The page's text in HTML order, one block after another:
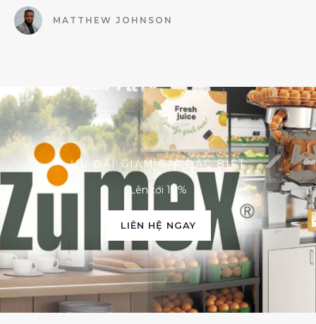
MATTHEW JOHNSON
ƯU ĐÃI GIẢM GIÁ ĐẶC BIỆT
Lên tới 10%
LIÊN HỆ NGAY